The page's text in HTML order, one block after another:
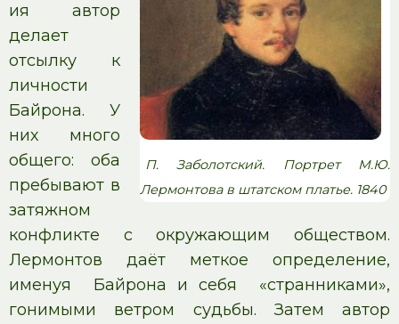
П. Заболотский. Портрет М.Ю.
Лермонтова в штатском платье. 1840
ия автор
делает
отсылку к
личности
Байрона. У
них много
общего: оба
пребывают в
затяжном
конфликте с окружающим обществом.
Лермонтов даёт меткое определение,
именуя Байрона и себя «странниками»,
гонимыми ветром судьбы. Затем автор